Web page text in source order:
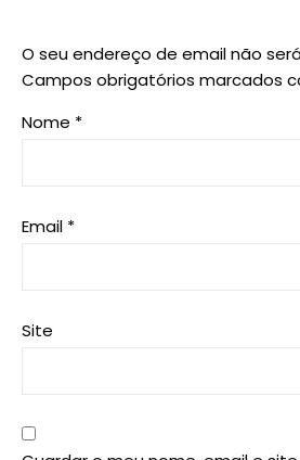
O seu endereço de email não
Campos obrigatórios marcados
Nome *
Email *
Site